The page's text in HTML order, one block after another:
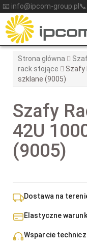
Skip
to
content
📧 info@ipcom-group.pl
Strona główna
rack stojące
Szafy
szklane (9005)
Szafy
42U
(9005)
Dostawa na
Elastyczne
Wsparcie